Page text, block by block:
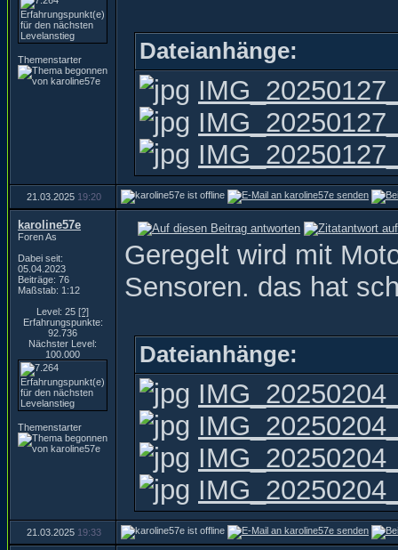
Themenstarter Dateianhänge:
21.03.2025 19:20
karoline57e
Foren As
Dabei seit:
05.04.2023
Beiträge: 76
Maßstab: 1:12
Level: 25 [?]
Erfahrungspunkte:
92.736
Nächster Level:
100.000
Themenstarter
Geregelt wird mit
Sensoren. das hat
Dateianhänge:
21.03.2025 19:33